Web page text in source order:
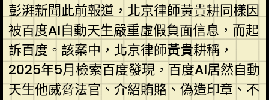
彭湃新聞此前報道，北京律師黃貴耕同樣因
被百度AI自動天生嚴重虛假負面信息，而起
訴百度。該案中，北京律師黃貴耕稱，
2025年5月檢索百度發現，百度AI居然自動
天生他威脅法官、介紹賄賂、偽造印章、不